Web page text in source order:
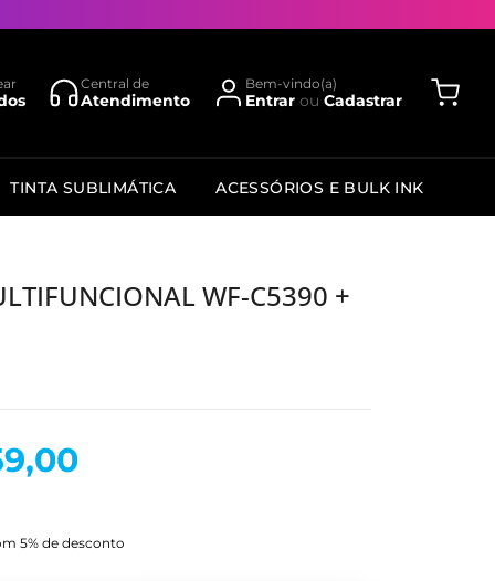
Central de
Atendimento
Bem-vindo(a)
Entrar ou Cadastrar
TINTA SUBLIMÁTICA ACESSÓRIOS E BULK INK
WF-C5390 +